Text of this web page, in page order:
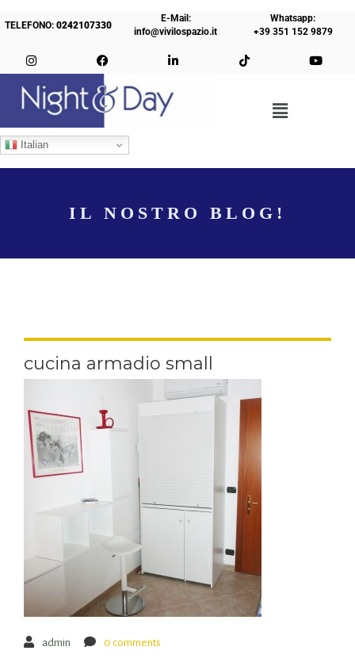
TELEFONO:0242107330
E-Mail:
info@vivilospazio.it
Whatsapp:
+39 351 152 9879
Italian
IL NOSTRO BLOG!
cucina armadio small
admin 0 comments